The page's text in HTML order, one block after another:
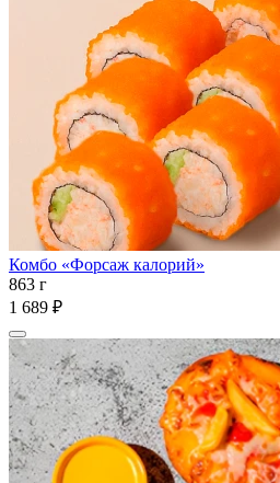
Комбо «Форсаж калорий»
863 г
1 689 ₽